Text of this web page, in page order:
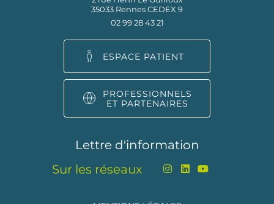
35033 Rennes CEDEX 9
02 99 28 43 21
ESPACE PATIENT
PROFESSIONNELS
ET PARTENAIRES
Lettre d'information
Sur les réseaux